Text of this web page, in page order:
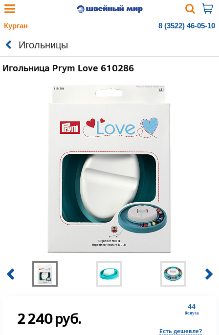
Курган 8 (3522) 46-05-10
Игольницы
Игольница Prym Love 610286
44
бонуса
2 240руб.
Есть дешевле?